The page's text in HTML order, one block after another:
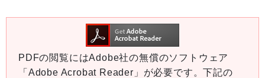
PDFの閲覧にはAdobe社の無償のソフトウェア
「Adobe Acrobat Reader」が必要です。下記の